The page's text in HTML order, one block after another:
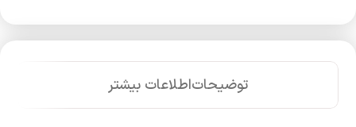
توضیحاتاطلاعات بیشتر